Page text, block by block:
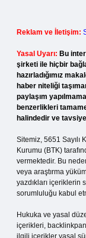
Reklam ve İletişim:
Yasal Uyarı: Bu
şirketi ile hiçbir
hazırladığımız
haber niteliği
paylaşım
benzerlikleri
halindedir ve
Sitemiz, 5651
Kurumu (BTK)
vermektedir. Bu
veya araştırma
yazdıkları içeriklerin
sorumluluğu kabul
Hukuka ve yasal
içerikleri,
ilgili içerikler yasal